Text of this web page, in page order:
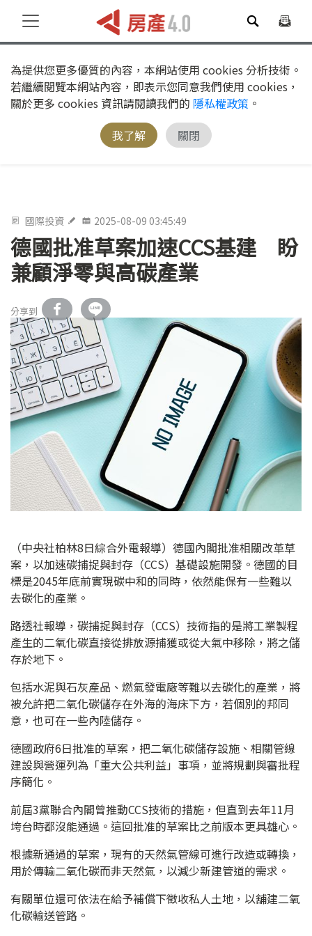
為提供您更多優質的內容，本網站使用 cookies 分析技術。
若繼續閱覽本網站內容，即表示您同意我們使用 cookies，
關於更多 cookies 資訊請閱讀我們的 隱私權政策 。
我了解
關閉
國際投資 2025-08-09 03:45:49
德國批准草案加速CCS基建 盼
兼顧淨零與高碳產業
分享到
（中央社柏林8日綜合外電報導）德國內閣批准相關改革草
案，以加速碳捕捉與封存（CCS）基礎設施開發。德國的目
標是2045年底前實現碳中和的同時，依然能保有一些難以
去碳化的產業。
路透社報導，碳捕捉與封存（CCS）技術指的是將工業製程
產生的二氧化碳直接從排放源捕獲或從大氣中移除，將之儲
存於地下。
包括水泥與石灰產品、燃氣發電廠等難以去碳化的產業，將
被允許把二氧化碳儲存在外海的海床下方，若個別的邦同
意，也可在一些內陸儲存。
德國政府6日批准的草案，把二氧化碳儲存設施、相關管線
建設與營運列為「重大公共利益」事項，並將規劃與審批程
序簡化。
前屆3黨聯合內閣曾推動CCS技術的措施，但直到去年11月
垮台時都沒能通過。這回批准的草案比之前版本更具雄心。
根據新通過的草案，現有的天然氣管線可進行改造或轉換，
用於傳輸二氧化碳而非天然氣，以減少新建管道的需求。
有關單位還可依法在給予補償下徵收私人土地，以舖建二氧
化碳輸送管路。